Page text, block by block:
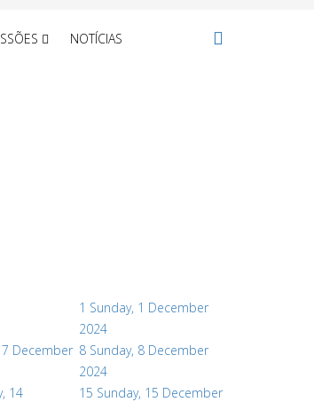
NOTÍCIAS
1 Sunday, 1 December
2024
December 8 Sunday, 8 December
2024
14
15 Sunday, 15 December